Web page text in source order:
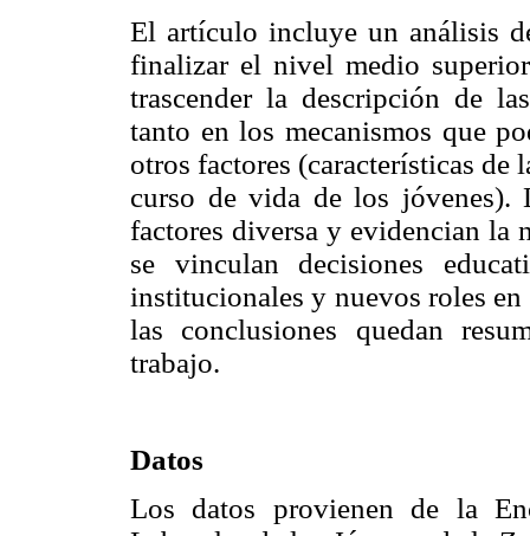
El artículo incluye un análisis
finalizar el nivel medio
trascender la descripción de
tanto en los mecanismos que
otros factores (características de
curso de vida de los jóvenes).
factores diversa y evidencian la
se vinculan decisiones
institucionales y nuevos roles
las conclusiones quedan
trabajo.
Datos
Los datos provienen de la